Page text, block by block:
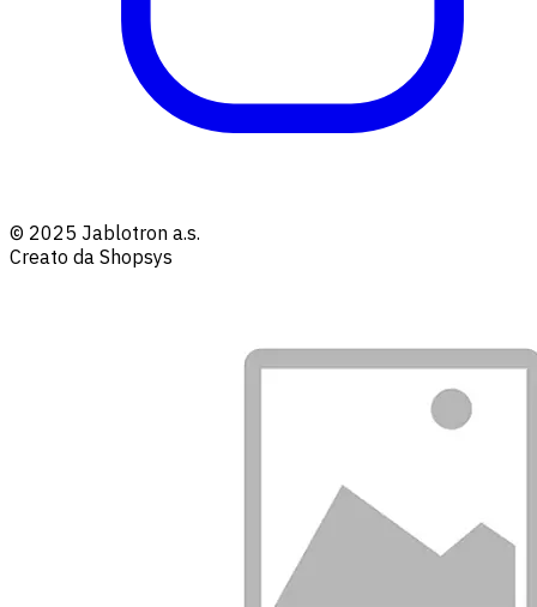
© 2025 Jablotron a.s.
Creato da Shopsys